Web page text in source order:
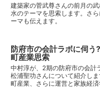
建築家の菅武尊さんの前月の
水のテーマを思索します。さ
ーマも伝えます。
防府市の会計ラボに伺
町産業思索
中村淳が、2期の防府市の会計
松浦聖功さんについて紹介し
町産業、さらに運営と家族経済